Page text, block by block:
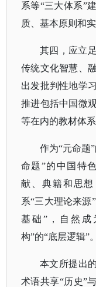
系等“三大体系”
质、基本原则和
其四，应立
传统文化智慧、
出发批判性地学
推进包括中国微
等在内的教材体系
作为“元命题
命题”的中国特
献、典籍和思
系“三大理论来源
基础”，自然成
构”的“底层逻辑”。
本文所提出
术语共享“历史”